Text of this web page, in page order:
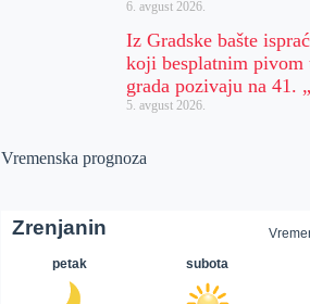
6. avgust 2026.
Iz Gradske bašte
koji besplatnim pivom
grada pozivaju na 41.
5. avgust 2026.
Vremenska prognoza